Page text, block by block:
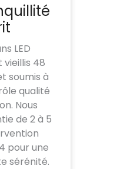
LED
vieillis 48
soumis à
qualité
Nous
de 2 à 5
pour une
sérénité.